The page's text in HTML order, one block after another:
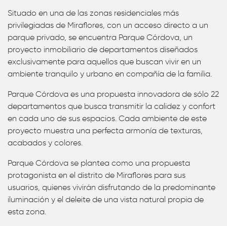
Situado en una de las zonas residenciales más
privilegiadas de Miraflores, con un acceso directo a un
parque privado, se encuentra Parque Córdova, un
proyecto inmobiliario de departamentos diseñados
exclusivamente para aquellos que buscan vivir en un
ambiente tranquilo y urbano en compañía de la familia.
Parque Córdova es una propuesta innovadora de sólo 22
departamentos que busca transmitir la calidez y confort
en cada uno de sus espacios. Cada ambiente de este
proyecto muestra una perfecta armonía de texturas,
acabados y colores.
Parque Córdova se plantea como una propuesta
protagonista en el distrito de Miraflores para sus
usuarios, quienes vivirán disfrutando de la predominante
iluminación y el deleite de una vista natural propia de
esta zona.